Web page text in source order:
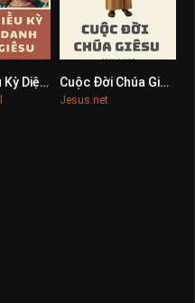
0Những Điều Kỳ Diệu Về Danh Thánh Giêsu 0
Cuộc Đời Chúa Giêsu
Jesus.net